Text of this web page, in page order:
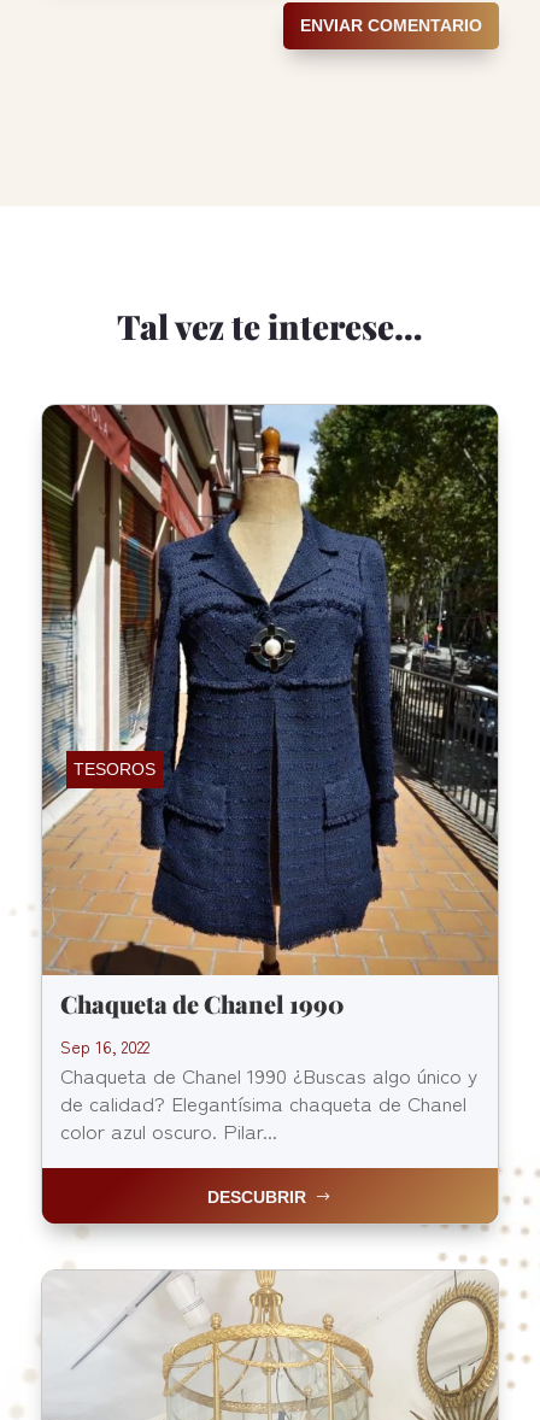
ENVIAR COMENTARIO
Tal vez te interese…
TESOROS
Chaqueta de Chanel 1990
Sep 16, 2022
Chaqueta de Chanel 1990 ¿Buscas algo único y
de calidad? Elegantísima chaqueta de Chanel
color azul oscuro. Pilar...
DESCUBRIR